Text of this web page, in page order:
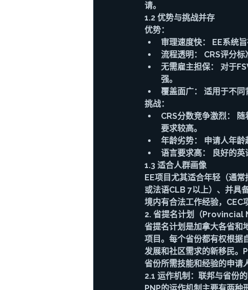
请。
1.2 优势与挑战并存
优势：
审理速度快： EE系统
流程透明： CRS评分
无需雇主担保： 对于
强。
覆盖面广： 适用于不同
挑战：
CRS分数竞争激烈：
要求较高。
年龄劣势： 申请人年龄
语言要求高： 良好的英
1.3 适合人群画像
EE项目尤其适合年轻（通
或法语CLB 7以上）、并具
境内有合法工作经验，CEC
2. 省提名计划（Provincial
省提名计划是加拿大各省和
项目。每个省份都有权根据
发展和社区需求的新移民。
省份所需技能和经验的申请
2.1 运作机制：联邦与省份